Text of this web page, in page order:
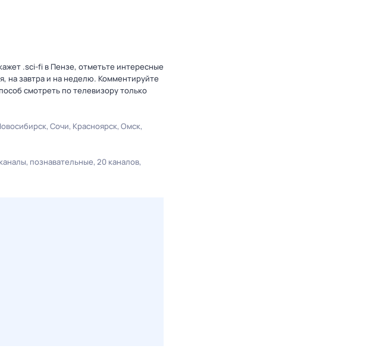
.sci-fi в Пензе, отметьте интересные
на завтра и на неделю. Комментируйте
смотреть по телевизору только
Сочи Красноярск Омск
познавательные 20 каналов